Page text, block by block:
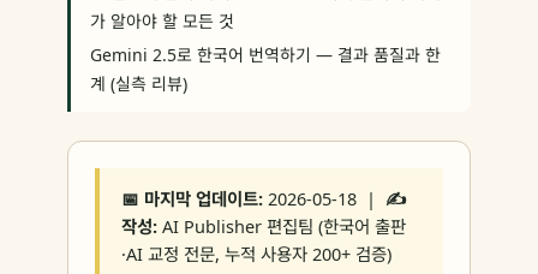
가 알아야 할 모든 것
Gemini 2.5로 한국어 번역하기 — 결과 품질과 한
계 (실측 리뷰)
📅 마지막 업데이트: 2026-05-18 | ✍️
작성: AI Publisher 편집팀 (한국어 출판
·AI 교정 전문, 누적 사용자 200+ 검증)